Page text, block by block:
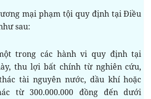
mại phạm tội quy định tại Điều
sau:
trong các hành vi quy định tại
thu lợi bất chính từ nghiên cứu,
tài nguyên nước, dầu khí hoặc
từ 300.000.000 đồng đến dưới